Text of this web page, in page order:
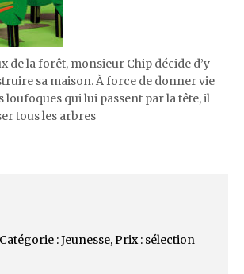
de la forêt, monsieur Chip décide d’y
sa maison. À force de donner vie
loufoques qui lui passent par la tête, il
tous les arbres
:Jeunesse,Prix : sélection